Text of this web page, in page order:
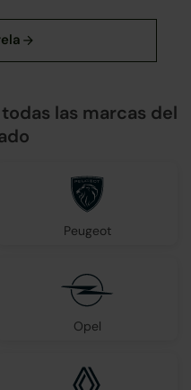
las marcas del
Peugeot
Opel